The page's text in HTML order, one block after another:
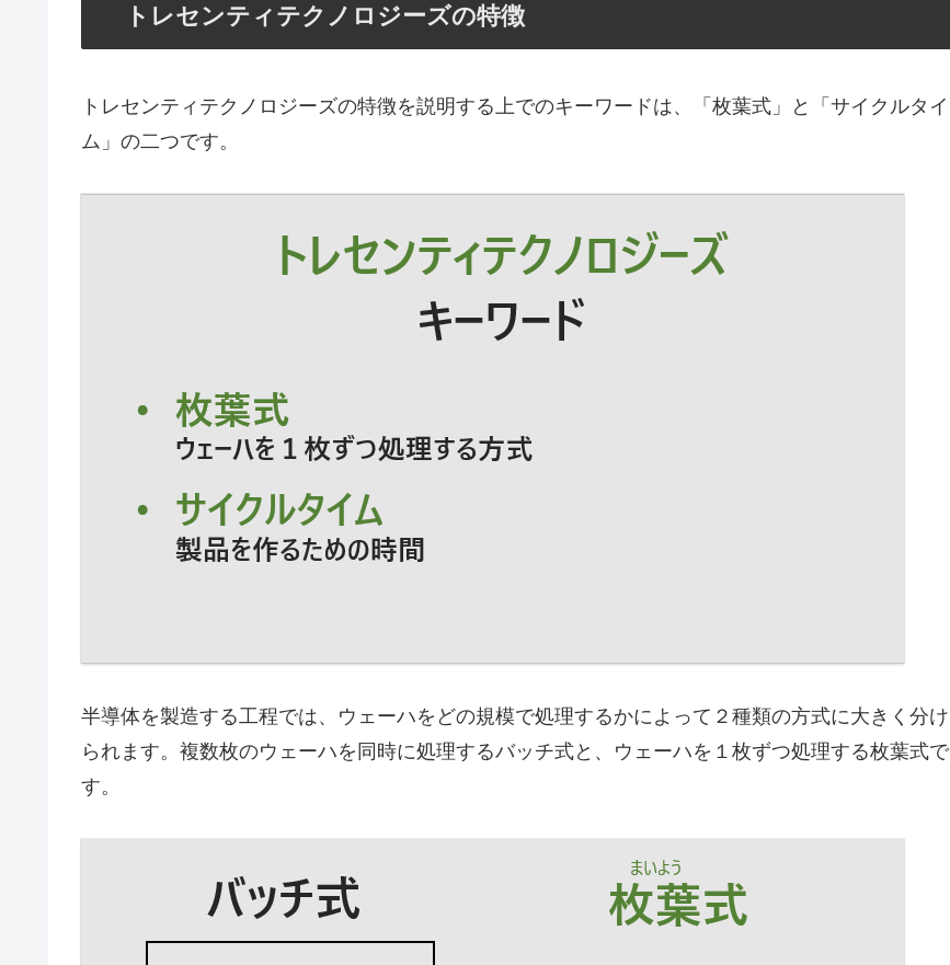
トレセンティテクノロジーズの特徴
トレセンティテクノロジーズの特徴を説明する上でのキーワードは、「枚葉式」と「サイクルタイ
ム」の二つです。
半導体を製造する工程では、ウェーハをどの規模で処理するかによって２種類の方式に大きく分け
られます。複数枚のウェーハを同時に処理するバッチ式と、ウェーハを１枚ずつ処理する枚葉式で
す。